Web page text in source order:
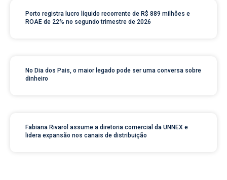
Porto registra lucro líquido recorrente de R$ 889 milhões e
ROAE de 22% no segundo trimestre de 2026
No Dia dos Pais, o maior legado pode ser uma conversa sobre
dinheiro
Fabiana Rivarol assume a diretoria comercial da UNNEX e
lidera expansão nos canais de distribuição